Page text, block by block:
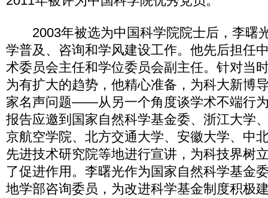
2003年被选为中国科学院院士后，李曙
学普及、咨询和学风建设工作。他先后担任
术委员会主任和学位委员会副主任。针对当
为有扩大的趋势，他精心准备，为科大新博
家名声问题——从另一个角度谈学术不端行
报告应邀到国家自然科学基金委、浙江大学
京航空学院、北方交通大学、安徽大学、中
先进技术研究院等地进行宣讲，为科技界树
了促进作用。李曙光作为国家自然科学基金
地学部咨询委员，为改进科学基金制度积极